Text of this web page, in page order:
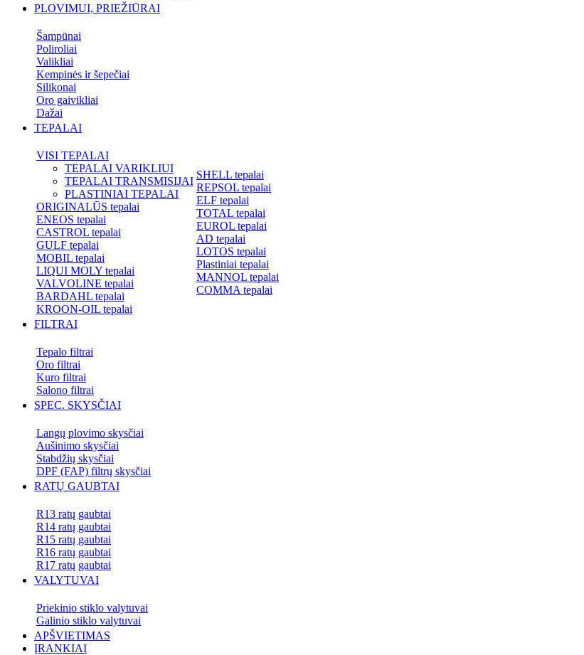
PLOVIMUI, PRIEŽIŪRAI
Šampūnai
Poliroliai
Valikliai
Kempinės ir šepečiai
Silikonai
Oro gaivikliai
Dažai
TEPALAI
VISI TEPALAI
TEPALAI VARIKLIUI
TEPALAI TRANSMISIJAI
PLASTINIAI TEPALAI
ORIGINALŪS tepalai
ENEOS tepalai
CASTROL tepalai
GULF tepalai
MOBIL tepalai
LIQUI MOLY tepalai
VALVOLINE tepalai
BARDAHL tepalai
KROON-OIL tepalai
SHELL tepalai
REPSOL tepalai
ELF tepalai
TOTAL tepalai
EUROL tepalai
AD tepalai
LOTOS tepalai
Plastiniai tepalai
MANNOL tepalai
COMMA tepalai
FILTRAI
Tepalo filtrai
Oro filtrai
Kuro filtrai
Salono filtrai
SPEC. SKYSČIAI
Langų plovimo skysčiai
Aušinimo skysčiai
Stabdžių skysčiai
DPF (FAP) filtrų skysčiai
RATŲ GAUBTAI
R13 ratų gaubtai
R14 ratų gaubtai
R15 ratų gaubtai
R16 ratų gaubtai
R17 ratų gaubtai
VALYTUVAI
Priekinio stiklo valytuvai
Galinio stiklo valytuvai
APŠVIETIMAS
ĮRANKIAI